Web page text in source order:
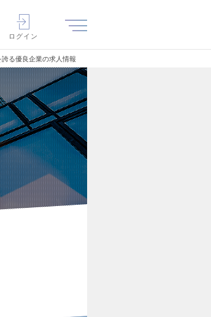
ログイン
る優良企業の求人情報